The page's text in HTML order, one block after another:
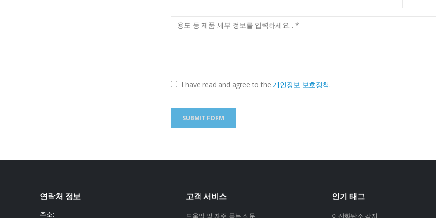
I have read and agree to the 개인정보 보호정책.
연락처 정보
주소:
고객 서비스
도움말 및 자주 묻는 질문
인기 태그
이산화탄소 감지